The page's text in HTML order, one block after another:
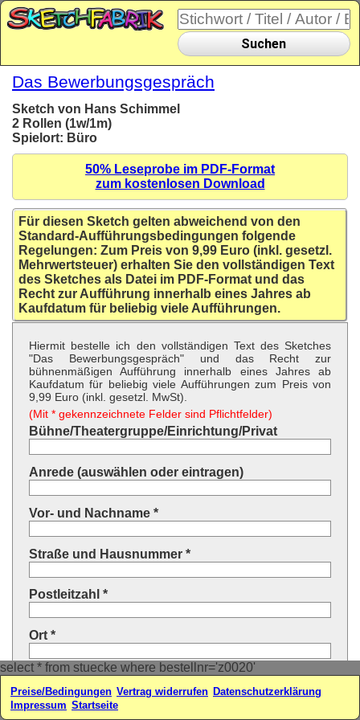
select * from stuecke where bestellnr='z0020'
Suchen
Das Bewerbungsgespräch
Sketch von Hans Schimmel
2 Rollen (1w/1m)
Spielort: Büro
50% Leseprobe im PDF-Format
zum kostenlosen Download
Für diesen Sketch gelten abweichend von den
Standard-Aufführungsbedingungen folgende
Regelungen: Zum Preis von 9,99 Euro (inkl. gesetzl.
Mehrwertsteuer) erhalten Sie den vollständigen Text
des Sketches als Datei im PDF-Format und das
Recht zur Aufführung innerhalb eines Jahres ab
Kaufdatum für beliebig viele Aufführungen.
Hiermit bestelle ich den vollständigen Text des Sketches
"Das Bewerbungsgespräch" und das Recht zur
bühnenmäßigen Aufführung innerhalb eines Jahres ab
Kaufdatum für beliebig viele Aufführungen zum Preis von
9,99 Euro (inkl. gesetzl. MwSt).
(Mit * gekennzeichnete Felder sind Pflichtfelder)
Bühne/Theatergruppe/Einrichtung/Privat
Anrede (auswählen oder eintragen)
Vor- und Nachname *
Straße und Hausnummer *
Postleitzahl *
Ort *
Land * (auswählen oder eintragen)
Ihre E-Mail-Adresse*
Preise/Bedingungen Vertrag widerrufen Datenschutzerklärung
Impressum Startseite